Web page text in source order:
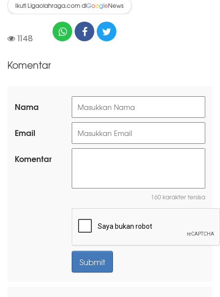
Ikuti Ligaolahraga.com diGoogleNews
1148
Komentar
Nama
Email
Komentar
160 karakter tersisa